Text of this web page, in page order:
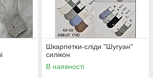
Шкарпетки-сліди "Шугуан"
силікон
В наявності